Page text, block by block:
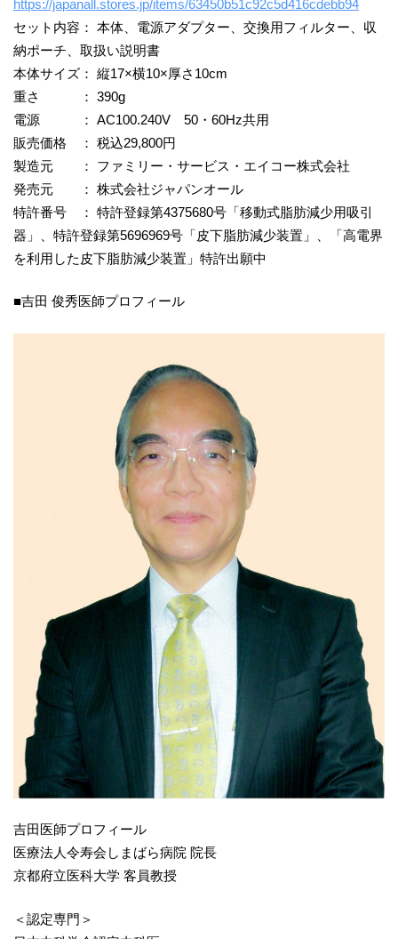
https://japanall.stores.jp/items/63450b51c92c5d416cdebb94
セット内容： 本体、電源アダプター、交換用フィルター、収
納ポーチ、取扱い説明書
本体サイズ： 縦17×横10×厚さ10cm
重さ ： 390g
電源 ： AC100.240V 50・60Hz共用
販売価格 ： 税込29,800円
製造元 ： ファミリー・サービス・エイコー株式会社
発売元 ： 株式会社ジャパンオール
特許番号 ： 特許登録第4375680号「移動式脂肪減少用吸引
器」、特許登録第5696969号「皮下脂肪減少装置」、「高電界
を利用した皮下脂肪減少装置」特許出願中
■吉田 俊秀医師プロフィール
吉田医師プロフィール
医療法人令寿会しまばら病院 院長
京都府立医科大学 客員教授
＜認定専門＞